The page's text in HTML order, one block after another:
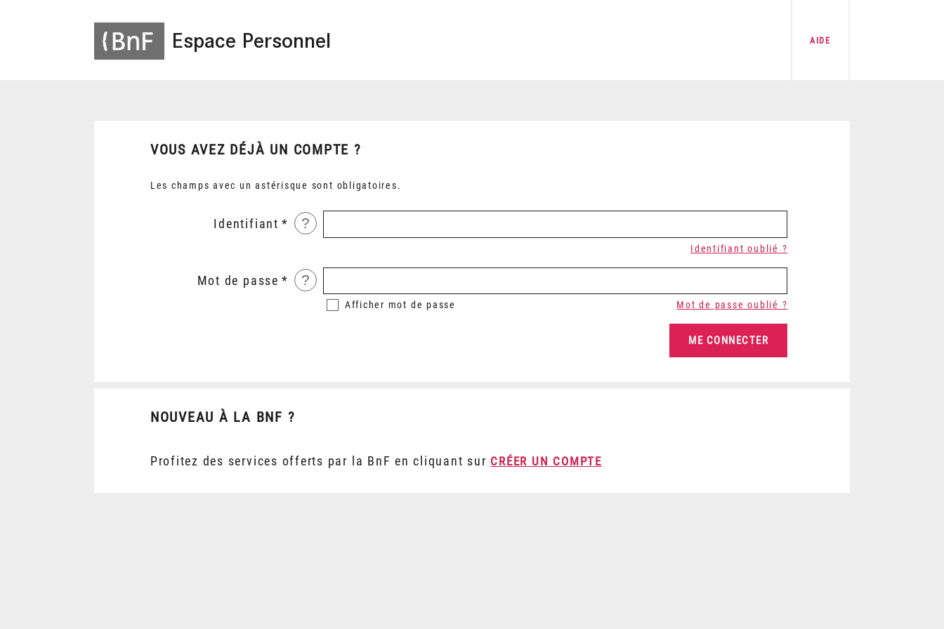
Espace Personnel AIDE
VOUS AVEZ DÉJÀ UN COMPTE ?
Les champs avec un astérisque sont obligatoires.
Identifiant ?
Identifiant oublié ?
Mot de passe ?
Afficher mot de passe Mot de passe oublié ?
NOUVEAU À LA BNF ?
Profitez des services offerts par la BnF en cliquant sur CRÉER UN COMPTE